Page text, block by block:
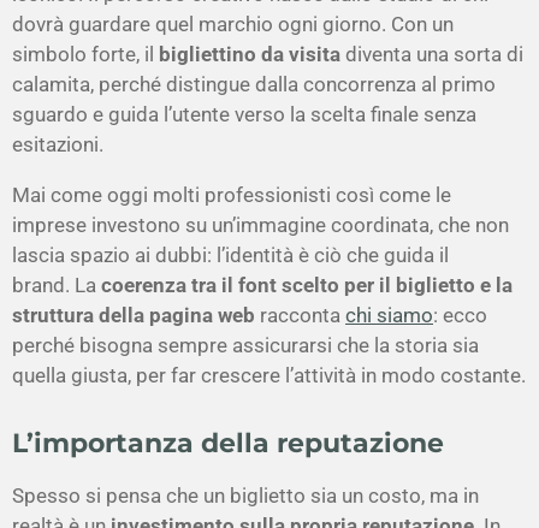
dovrà guardare quel marchio ogni giorno. Con un
simbolo forte, il bigliettino da visita diventa una sorta di
calamita, perché distingue dalla concorrenza al primo
sguardo e guida l’utente verso la scelta finale senza
esitazioni.
Mai come oggi molti professionisti così come le
imprese investono su un’immagine coordinata, che non
lascia spazio ai dubbi: l’identità è ciò che guida il
brand. La coerenza tra il font scelto per il biglietto e la
struttura della pagina web racconta chi siamo: ecco
perché bisogna sempre assicurarsi che la storia sia
quella giusta, per far crescere l’attività in modo costante.
L’importanza della reputazione
Spesso si pensa che un biglietto sia un costo, ma in